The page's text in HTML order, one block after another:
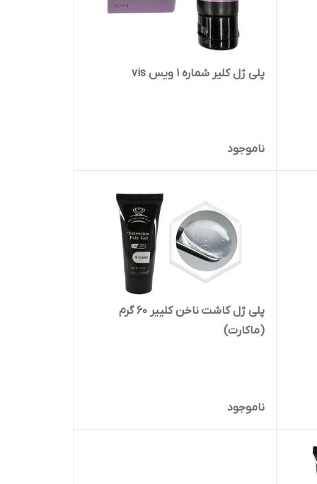
پلی ژل کلیر شماره 1 ویس vis
ناموجود
پلی ژل کاشت ناخن کلییر 60 گرم
(ماکارت)
ناموجود